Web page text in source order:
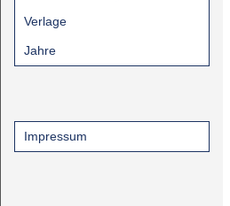
Verlage
Jahre
Impressum